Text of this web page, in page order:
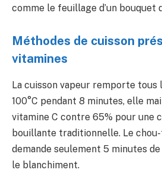
comme le feuillage d’un bouquet
Méthodes de cuisson
vitamines
La cuisson vapeur remporte tous
100°C pendant 8 minutes, elle
vitamine C contre 65% pour une
bouillante traditionnelle. Le
demande seulement 5 minutes de
le blanchiment.